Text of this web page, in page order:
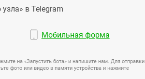
в Telegram
Мобильная форма
на «Запустить бота» и напишите нам. Для отправки
фото или видео в памяти устройства и нажмите